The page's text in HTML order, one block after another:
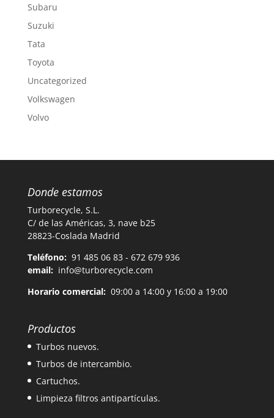
Subaru
Suzuki
Tata
Toyota
Uncategorized
Volkswagen
Volvo
Donde estamos
Turborecycle, S.L.
C/ de las Américas, 3, nave b25
28823-Coslada Madrid
Teléfono: 91 485 06 83 - 672 679 936
email: info@turborecycle.com
Horario comercial:09:00 a 14:00 y 16:00 a 19:00
Productos
Turbos nuevos.
Turbos de intercambio.
Cartuchos.
Limpieza filtros antipartículas.